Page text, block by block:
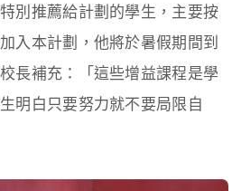
別推薦給計劃的學生，主要按
入本計劃，他將於暑假期間到
長補充：「這些增益課程是學
明白只要努力就不要局限自